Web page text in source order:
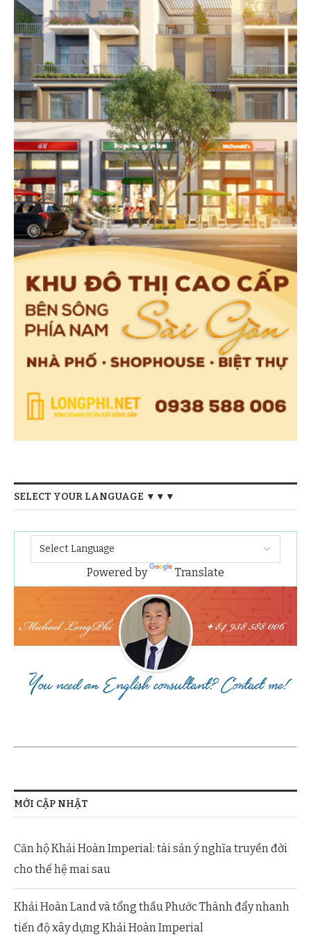
SELECT YOUR LANGUAGE ▼▼▼
Powered by Translate
MỚI CẬP NHẬT
Căn hộ Khải Hoàn Imperial: tài sản ý nghĩa truyền đời
cho thế hệ mai sau
Khải Hoàn Land và tổng thầu Phước Thành đẩy nhanh
tiến độ xây dựng Khải Hoàn Imperial